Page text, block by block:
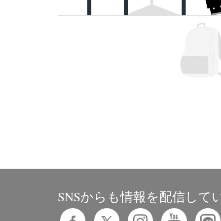
SNSからも情報を配信して